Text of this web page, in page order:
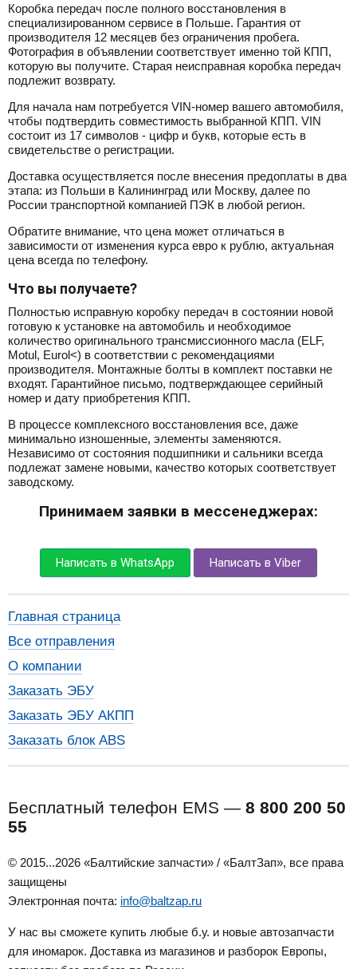
Коробка передач после полного восстановления в
специализированном сервисе в Польше. Гарантия от
производителя 12 месяцев без ограничения пробега.
Фотография в объявлении соответствует именно той КПП,
которую вы получите. Старая неисправная коробка передач
подлежит возврату.
Для начала нам потребуется VIN-номер вашего автомобиля,
чтобы подтвердить совместимость выбранной КПП. VIN
состоит из 17 символов - цифр и букв, которые есть в
свидетельстве о регистрации.
Доставка осуществляется после внесения предоплаты в два
этапа: из Польши в Калининград или Москву, далее по
России транспортной компанией ПЭК в любой регион.
Обратите внимание, что цена может отличаться в
зависимости от изменения курса евро к рублю, актуальная
цена всегда по телефону.
Что вы получаете?
Полностью исправную коробку передач в состоянии новой
готовую к установке на автомобиль и необходимое
количество оригинального трансмиссионного масла (ELF,
Motul, Eurol<) в соответствии с рекомендациями
производителя. Монтажные болты в комплект поставки не
входят. Гарантийное письмо, подтверждающее серийный
номер и дату приобретения КПП.
В процессе комплексного восстановления все, даже
минимально изношенные, элементы заменяются.
Независимо от состояния подшипники и сальники всегда
подлежат замене новыми, качество которых соответствует
заводскому.
Принимаем заявки в мессенеджерах:
Написать в WhatsApp Написать в Viber
Главная страница
Все отправления
О компании
Заказать ЭБУ
Заказать ЭБУ АКПП
Заказать блок ABS
Бесплатный телефон EMS — 8 800 200 50
55
© 2015...2026 «Балтийские запчасти» / «БалтЗап», все права
защищены
Электронная почта: info@baltzap.ru
У нас вы сможете купить любые б.у. и новые автозапчасти
для иномарок. Доставка из магазинов и разборок Европы,